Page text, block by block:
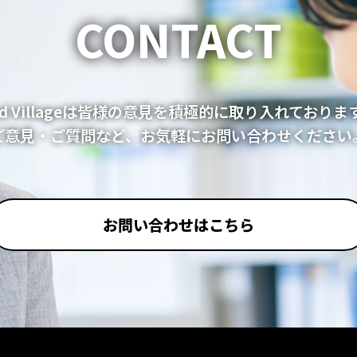
CONTACT
Villageは皆様の意見を積極的に取り入れておりま
意見・ご質問など、お気軽にお問い合わせください
お問い合わせはこちら